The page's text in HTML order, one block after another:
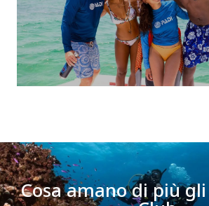
Cosa amano di più